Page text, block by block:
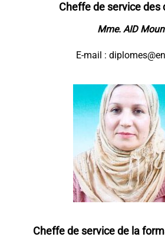
Cheffe de service des
Mme. AID
E-mail : diplo
Cheffe de service de la